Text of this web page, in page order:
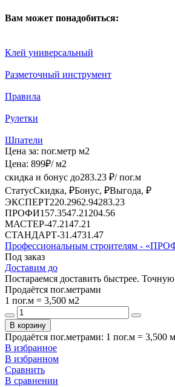
Вам может понадобиться:
Клей универсальный
Разметочный инструмент
Правила
Рулетки
Шпатели
Цена за: пог.метр м2
Цена: 899₽/ м2
скидка и бонус до283.23 ₽/ пог.м
СтатусСкидка, ₽Бонус, ₽Выгода, ₽
ЭКСПЕРТ220.2962.94283.23
ПРОФИ157.3547.21 204.56
МАСТЕР-47.2147.21
СТАНДАРТ-31.4731.47
Профессиональным строителям -
Под заказ
Доставим до
Постараемся доставить быстрее.
Продаётся пог.метрами
1 пог.м = 3,500 м2
В корзину
Продаётся пог.метрами: 1 пог.м = 3,500
В избранное
В избранном
Сравнить
В сравнении